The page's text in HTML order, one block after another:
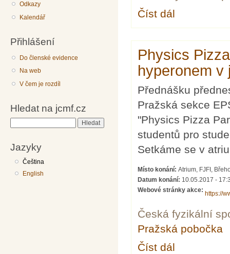
Odkazy
Kalendář
Přihlášení
Do členské evidence
Na web
V čem je rozdíl
Hledat na jcmf.cz
Jazyky
Čeština
English
Číst dál
Physics
hyperonem v
Přednášku
Pražská sekce
"Physics Pizza
studentů pro
Setkáme se v
Místo konání:Atrium, FJFI,
Datum konání: 10.05.2017 -
Webové stránky akce:
https://
Česká fyzikální
Pražská pobočka
Číst dál